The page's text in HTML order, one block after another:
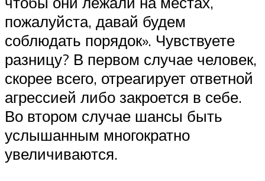
пожалуйста, давай будем
соблюдать порядок». Чувствуете
разницу? В первом случае человек,
скорее всего, отреагирует ответной
агрессией либо закроется в себе.
Во втором случае шансы быть
услышанным многократно
увеличиваются.